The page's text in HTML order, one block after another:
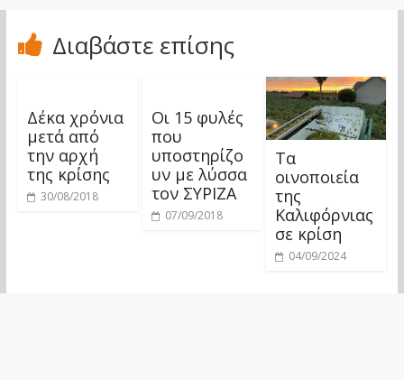
Διαβάστε επίσης
Δέκα χρόνια
μετά από
την αρχή
της κρίσης
30/08/2018
Οι 15 φυλές
που
υποστηρίζο
υν με λύσσα
τον ΣΥΡΙΖΑ
07/09/2018
Τα
οινοποιεία
της
Καλιφόρνιας
σε κρίση
04/09/2024